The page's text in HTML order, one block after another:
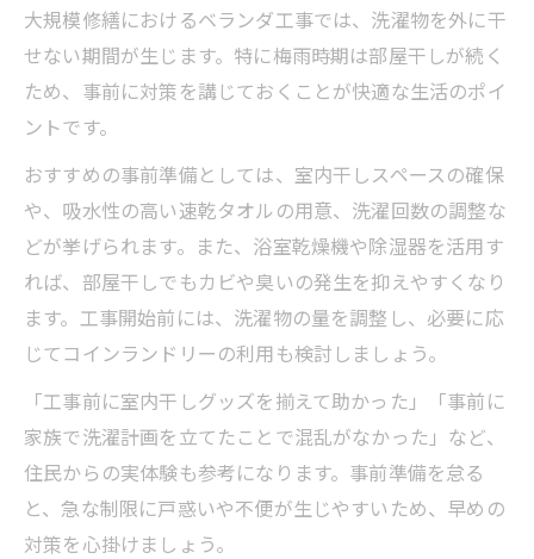
大規模修繕におけるベランダ工事では、洗濯物を外に干
せない期間が生じます。特に梅雨時期は部屋干しが続く
ため、事前に対策を講じておくことが快適な生活のポイ
ントです。
おすすめの事前準備としては、室内干しスペースの確保
や、吸水性の高い速乾タオルの用意、洗濯回数の調整な
どが挙げられます。また、浴室乾燥機や除湿器を活用す
れば、部屋干しでもカビや臭いの発生を抑えやすくなり
ます。工事開始前には、洗濯物の量を調整し、必要に応
じてコインランドリーの利用も検討しましょう。
「工事前に室内干しグッズを揃えて助かった」「事前に
家族で洗濯計画を立てたことで混乱がなかった」など、
住民からの実体験も参考になります。事前準備を怠る
と、急な制限に戸惑いや不便が生じやすいため、早めの
対策を心掛けましょう。